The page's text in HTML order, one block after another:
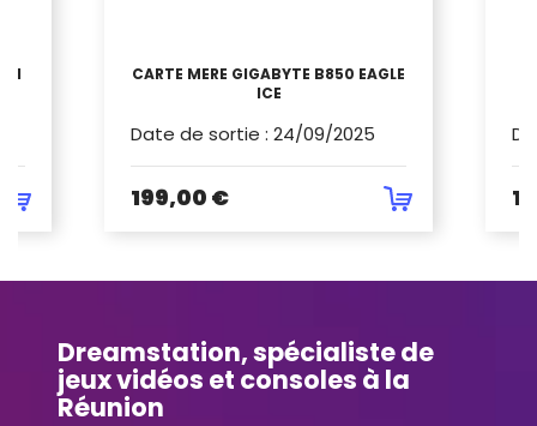
CARTE MERE GIGABYTE B850 EAGLE
ICE
Date de sortie : 24/09/2025
199,00 €
Dreamstation, spécialiste de
jeux vidéos et consoles à la
Réunion